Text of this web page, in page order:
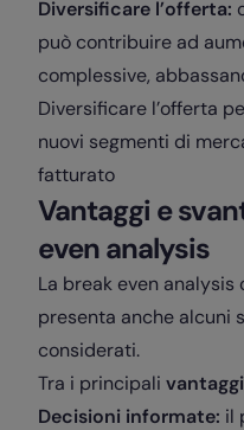
Diversificare l’offerta:
può contribuire ad
complessive,
Diversificare l’offerta
nuovi segmenti di
fatturato
Vantaggi e
even analysis
La break even
presenta anche alcuni
considerati.
Tra i principali vantaggi
Decisioni informate: il